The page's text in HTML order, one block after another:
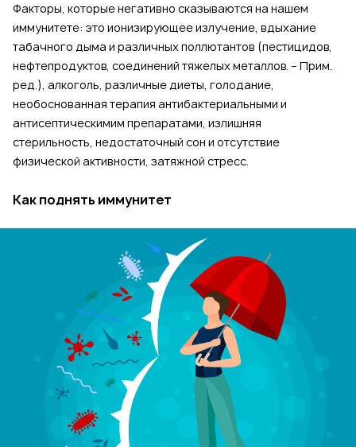
Факторы, которые негативно сказываются на нашем
иммунитете: это ионизирующее излучение, вдыхание
табачного дыма и различных поллютантов (пестицидов,
нефтепродуктов, соединений тяжелых металлов. – Прим.
ред.), алкоголь, различные диеты, голодание,
необоснованная терапия антибактериальными и
антисептическимим препаратами, излишняя
стерильность, недостаточный сон и отсутствие
физической активности, затяжной стресс.
Как поднять иммунитет